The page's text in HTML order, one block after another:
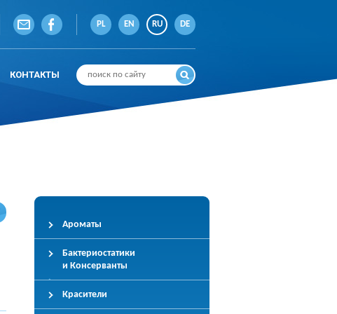
PL EN RU DE
КОНТАКТЫ
Ароматы
Бактериостатики
и Консерванты
Красители